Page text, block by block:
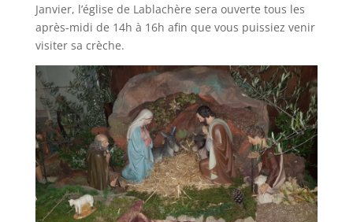
Janvier, l’église de Lablachère sera ouverte tous les
après-midi de 14h à 16h afin que vous puissiez venir
visiter sa crèche.